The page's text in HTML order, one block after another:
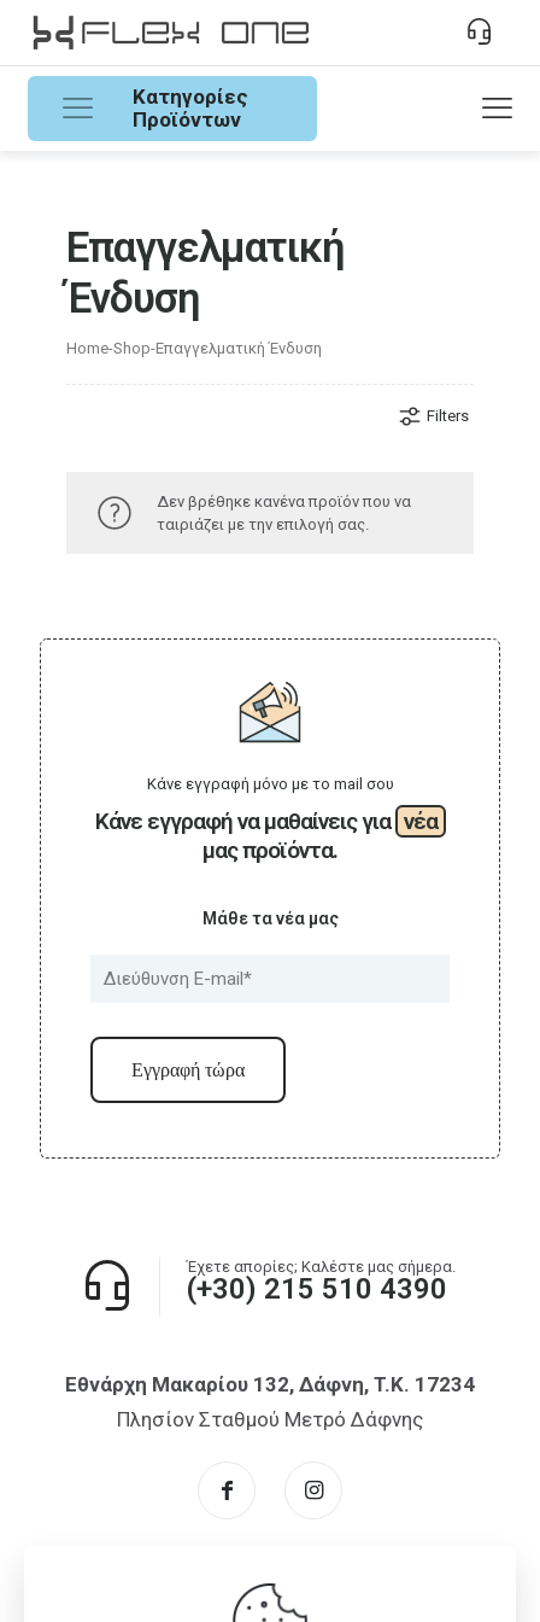
Κατηγορίες
Προϊόντων
Επαγγελματική
Ένδυση
Home-Shop-Επαγγελματική Ένδυση
Filters
Δεν βρέθηκε κανένα προϊόν που να
ταιριάζει με την επιλογή σας.
Κάνε εγγραφή να μαθαίνεις για νέα
μας προϊόντα.
Κάνε εγγραφή μόνο με το mail σου
Μάθε τα νέα μας
(+30) 215 510 4390
Έχετε απορίες; Καλέστε μας σήμερα.
Εθνάρχη Μακαρίου 132, Δάφνη, T.K. 17234
Πλησίον Σταθμού Μετρό Δάφνης